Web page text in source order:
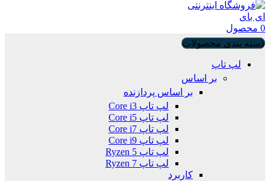
0 محصول
دسته بندی محصولات
لپ تاپ
بر اساس
بر اساس پردازنده
لپ تاپ Core i3
لپ تاپ Core i5
لپ تاپ Core i7
لپ تاپ Core i9
لپ تاپ Ryzen 5
لپ تاپ Ryzen 7
کاربرد